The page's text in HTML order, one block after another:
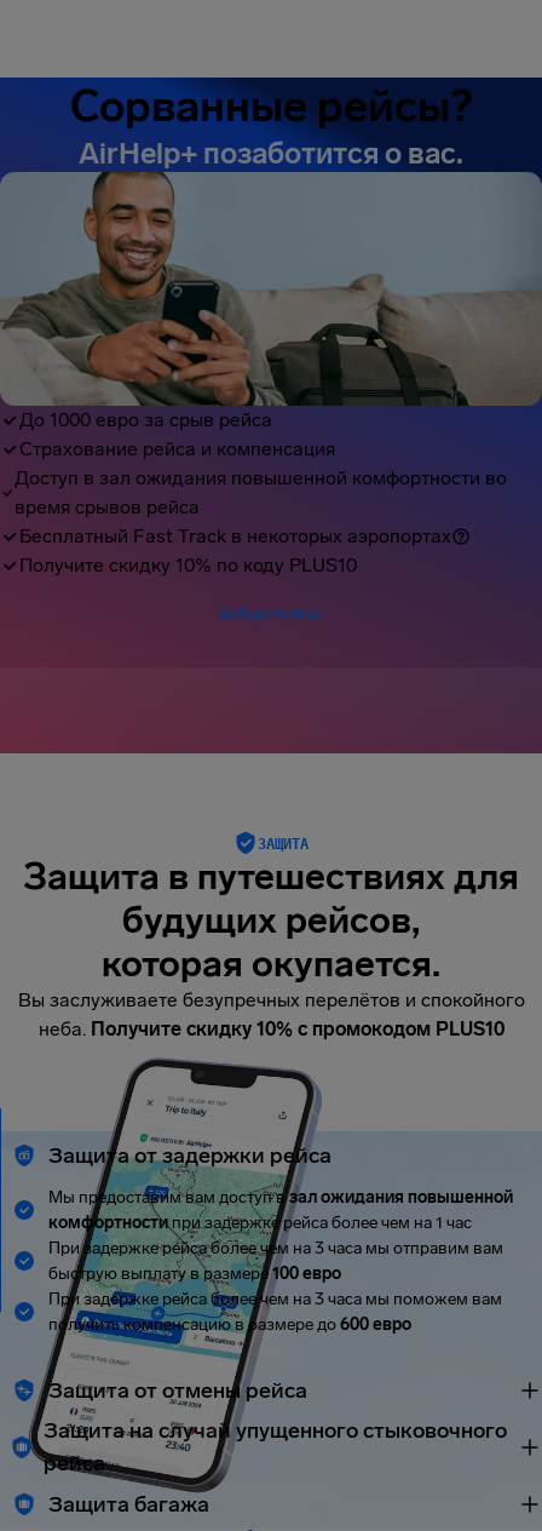
Сорванные рейсы?
AirHelp+ позаботится о вас.
600 евро компенсация
поступило на ваш счет
До 1000 евро за срыв рейса
Страхование рейса и компенсация
Доступ в зал ожидания повышенной комфортности во
время срывов рейса
Бесплатный Fast Track в некоторых аэропортах
Получите скидку 10% по коду PLUS10
Выберите план
ЗАЩИТА
Защита в путешествиях для
будущих рейсов,
которая окупается.
Вы заслуживаете безупречных перелётов и спокойного
неба. Получите скидку 10% с промокодом PLUS10
Защита от задержки рейса
Мы предоставим вам доступ взал ожидания повышенной
комфортностипри задержке рейса более чем на 1 час
При задержке рейса более чем на 3 часа мы отправим вам
быструю выплату в размере100 евро
При задержке рейса более чем на 3 часа мы поможем вам
получить компенсацию в размере до600 евро
Защита от отмены рейса
Защита на случай упущенного стыковочного
рейса
Защита багажа